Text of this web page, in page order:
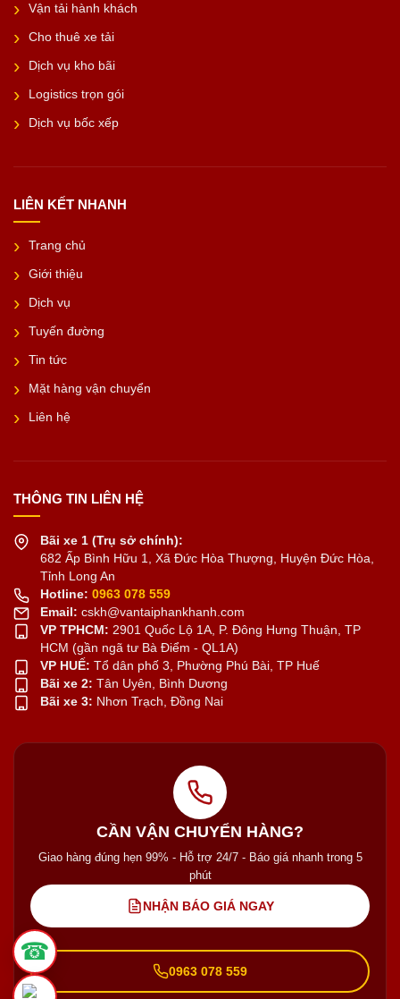
Vận tải hành khách
Cho thuê xe tải
Dịch vụ kho bãi
Logistics trọn gói
Dịch vụ bốc xếp
LIÊN KẾT NHANH
Trang chủ
Giới thiệu
Dịch vụ
Tuyến đường
Tin tức
Mặt hàng vận chuyển
Liên hệ
THÔNG TIN LIÊN HỆ
Bãi xe 1 (Trụ sở chính):
682 Ấp Bình Hữu 1, Xã Đức Hòa Thượng, Huyện Đức Hòa,
Tỉnh Long An
Hotline: 0963 078 559
Email: cskh@vantaiphankhanh.com
VP TPHCM: 2901 Quốc Lộ 1A, P. Đông Hưng Thuận, TP
HCM (gần ngã tư Bà Điểm - QL1A)
VP HUẾ: Tổ dân phố 3, Phường Phú Bài, TP Huế
Bãi xe 2: Tân Uyên, Bình Dương
Bãi xe 3: Nhơn Trạch, Đồng Nai
CẦN VẬN CHUYỂN HÀNG?
Giao hàng đúng hẹn 99% - Hỗ trợ 24/7 - Báo giá nhanh trong 5
phút
NHẬN BÁO GIÁ NGAY
0963 078 559
☎